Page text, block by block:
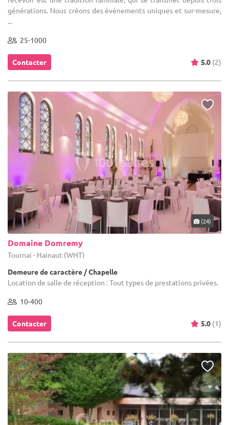
générations. Nous créons des événements uniques et sur-mesure,
...
25-1000
Contacter 5.0 (2)
(24)
Domaine Domremy
Tournai - Hainaut (WHT)
Demeure de caractère / Chapelle
Location de salle de réception : Tout types de prestations privées.
10-400
Contacter 5.0 (1)